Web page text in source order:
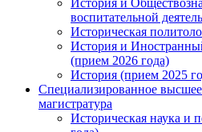
История и
воспитательной
Историческая
История и
(прием 2026 года)
История (прием 2025
Специализированное
магистратура
Историческая наука и